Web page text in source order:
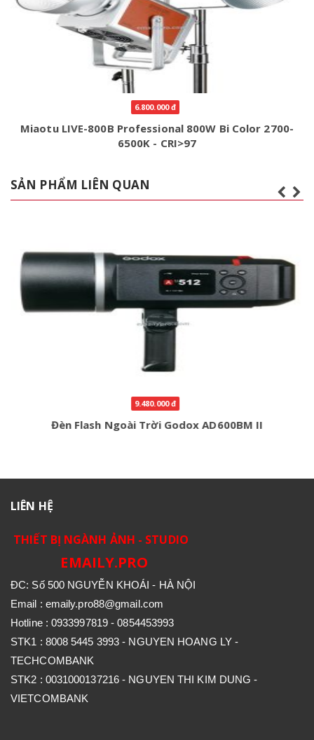
6.800.000 đ
Miaotu LIVE-800B Professional 800W Bi Color 2700-
6500K - CRI>97
SẢN PHẨM LIÊN QUAN
9.480.000 đ
Đèn Flash Ngoài Trời Godox AD600BM II
LIÊN HỆ
THIẾT BỊ NGÀNH ẢNH - STUDIO
EMAILY.PRO
ĐC: Số 500 NGUYỄN KHOÁI - HÀ NỘI
Email : emaily.pro88@gmail.com
Hotline : 0933997819 - 0854453993
STK1 : 8008 5445 3993 - NGUYEN HOANG LY -
TECHCOMBANK
STK2 : 0031000137216 - NGUYEN THI KIM DUNG -
VIETCOMBANK